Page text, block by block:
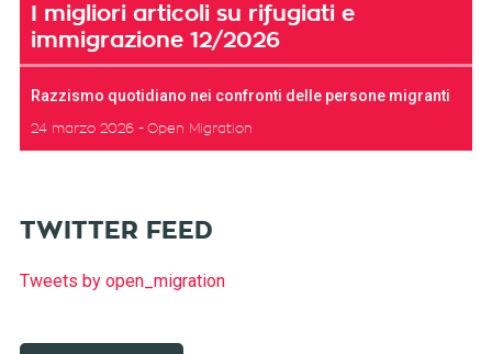
I migliori articoli su rifugiati e
immigrazione 12/2026
Razzismo quotidiano nei confronti delle persone migranti
24 marzo 2026 Open Migration
TWITTER FEED
Tweets by open_migration